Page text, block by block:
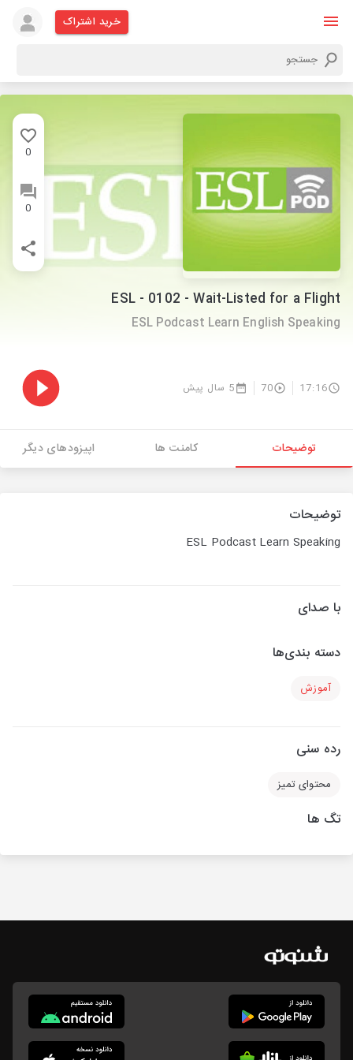
خرید اشتراک
0
0
ESL - 0102 - Wait-Listed for a Flight
ESL Podcast Learn English Speaking
17:16
70 5 سال پیش
توضیحات کامنت ها اپیزودهای دیگر
توضیحات
ESL Podcast Learn Speaking
با صدای
دسته بندی‌ها
آموزش
رده سنی
محتوای تمیز
تگ ها